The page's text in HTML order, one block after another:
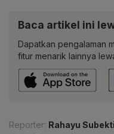
Baca artikel ini
Dapatkan pengalaman
fitur menarik lainnya
Reporter: Rahayu Subekti